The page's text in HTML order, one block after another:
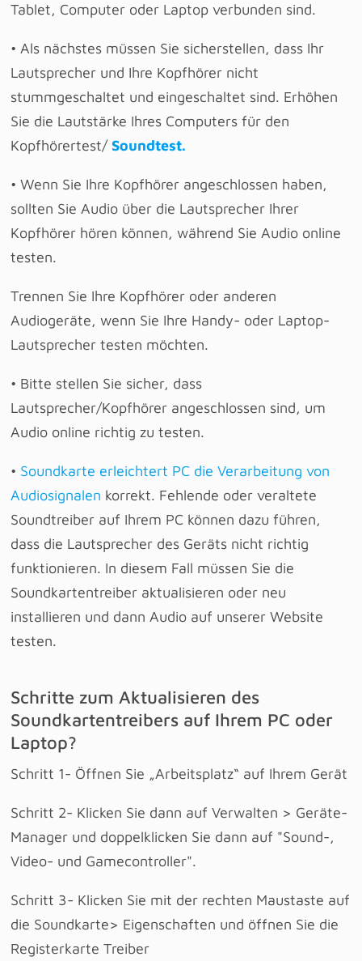
Tablet, Computer oder Laptop verbunden sind.
• Als nächstes müssen Sie sicherstellen, dass Ihr
Lautsprecher und Ihre Kopfhörer nicht
stummgeschaltet und eingeschaltet sind. Erhöhen
Sie die Lautstärke Ihres Computers für den
Kopfhörertest/Soundtest.
• Wenn Sie Ihre Kopfhörer angeschlossen haben,
sollten Sie Audio über die Lautsprecher Ihrer
Kopfhörer hören können, während Sie Audio online
testen.
Trennen Sie Ihre Kopfhörer oder anderen
Audiogeräte, wenn Sie Ihre Handy- oder Laptop-
Lautsprecher testen möchten.
• Bitte stellen Sie sicher, dass
Lautsprecher/Kopfhörer angeschlossen sind, um
Audio online richtig zu testen.
• Soundkarte erleichtert PC die Verarbeitung von
Audiosignalen korrekt. Fehlende oder veraltete
Soundtreiber auf Ihrem PC können dazu führen,
dass die Lautsprecher des Geräts nicht richtig
funktionieren. In diesem Fall müssen Sie die
Soundkartentreiber aktualisieren oder neu
installieren und dann Audio auf unserer Website
testen.
Schritte zum Aktualisieren des
Soundkartentreibers auf Ihrem PC oder
Laptop?
Schritt 1- Öffnen Sie „Arbeitsplatz“ auf Ihrem Gerät
Schritt 2- Klicken Sie dann auf Verwalten > Geräte-
Manager und doppelklicken Sie dann auf "Sound-,
Video- und Gamecontroller".
Schritt 3- Klicken Sie mit der rechten Maustaste auf
die Soundkarte> Eigenschaften und öffnen Sie die
Registerkarte Treiber